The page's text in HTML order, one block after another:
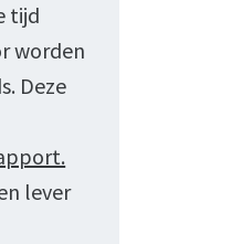
tijd
worden
Deze
lever